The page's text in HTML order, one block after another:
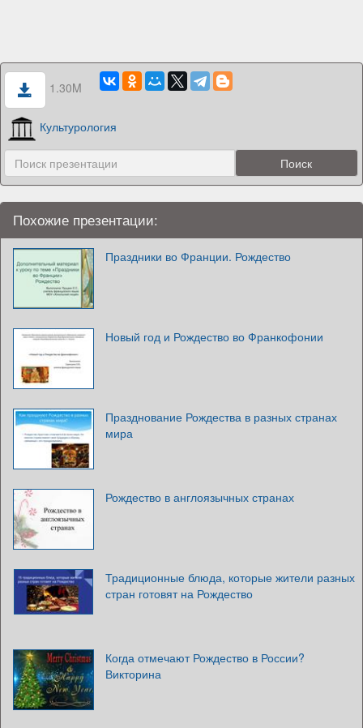
1.30M
Культурология
Похожие презентации:
Праздники во Франции. Рождество
Новый год и Рождество во Франкофонии
Празднование Рождества в разных странах
мира
Рождество в англоязычных странах
Традиционные блюда, которые жители разных
стран готовят на Рождество
Когда отмечают Рождество в России?
Викторина